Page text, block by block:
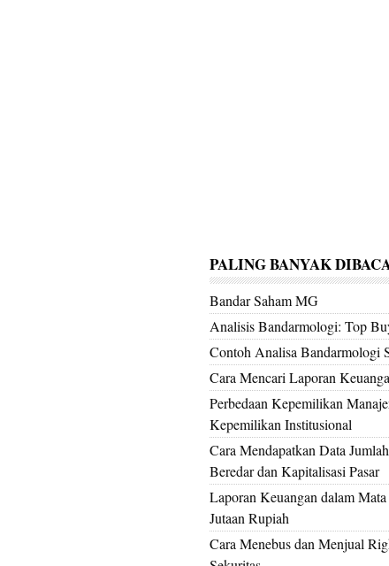
PALING BANYAK
Bandar Saham MG
Analisis Bandarmologi: Top
Contoh Analisa Bandarmologi
Cara Mencari Laporan
Perbedaan Kepemilikan
Kepemilikan Institusional
Cara Mendapatkan Data
Beredar dan Kapitalisasi Pasar
Laporan Keuangan dalam
Jutaan Rupiah
Cara Menebus dan Menjual